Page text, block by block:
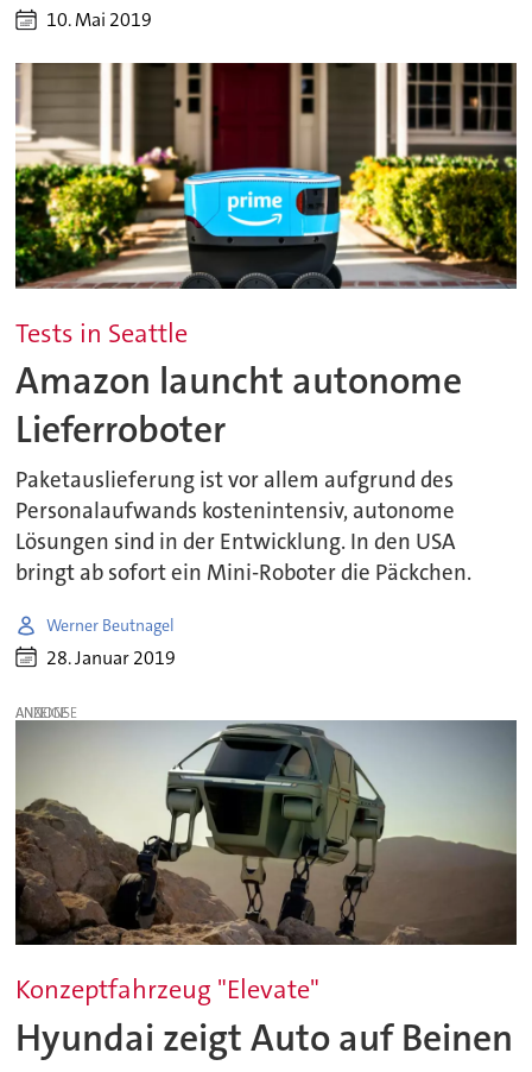
10. Mai 2019
Tests in Seattle
Amazon launcht autonome
Lieferroboter
Paketauslieferung ist vor allem aufgrund des
Personalaufwands kostenintensiv, autonome
Lösungen sind in der Entwicklung. In den USA
bringt ab sofort ein Mini-Roboter die Päckchen.
Werner Beutnagel
28. Januar 2019
ANZEIGE
Konzeptfahrzeug "Elevate"
Hyundai zeigt Auto auf Beinen